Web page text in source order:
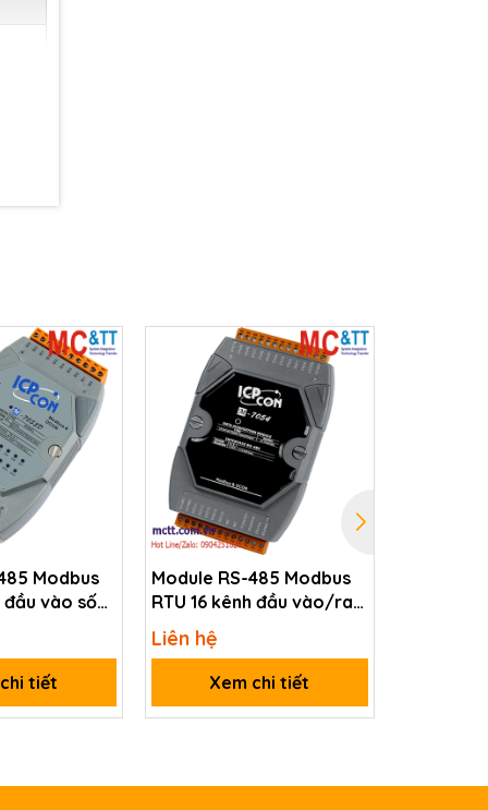
Modbus
đầu vào số
7053D-G
tiết
Module RS-485 Modbus
RTU 16 kênh đầu vào/ra
số DI/DO ICP DAS M-
7054-G CR
Liên hệ
Xem chi tiết